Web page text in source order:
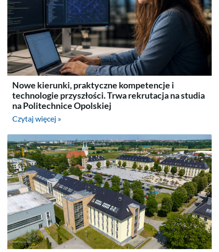
Nowe kierunki, praktyczne kompetencje i
technologie przyszłości. Trwa rekrutacja na studia
na Politechnice Opolskiej
Czytaj więcej »